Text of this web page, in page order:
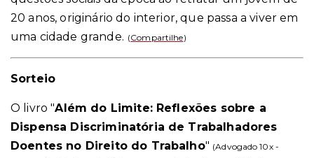
20 anos, originário do interior, que passa a viver em
uma cidade grande. (Compartilhe)
Sorteio
O livro "Além do Limite: Reflexões sobre a
Dispensa Discriminatória de Trabalhadores
Doentes no Direito do Trabalho" (Advogado 10x -